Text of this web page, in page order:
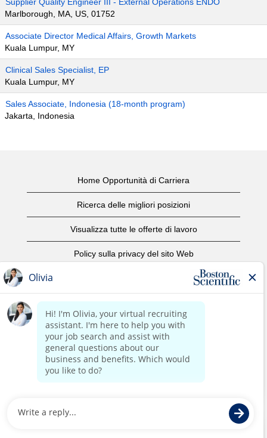
Marlborough, MA, US, 01752
Associate Director Medical Affairs, Growth Markets
Kuala Lumpur, MY
Clinical Sales Specialist, EP
Kuala Lumpur, MY
Sales Associate, Indonesia (18-month program)
Jakarta, Indonesia
Home Opportunità di Carriera
Ricerca delle migliori posizioni
Visualizza tutte le offerte di lavoro
Policy sulla privacy del sito Web
Avviso di copyright
Contattaci
Home Corporate